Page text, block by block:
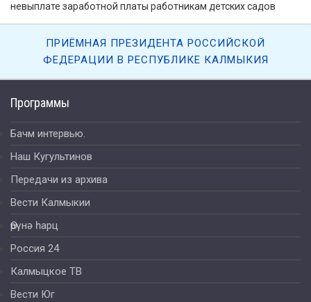
Программы
Бачм интервью.
Наш Кугультинов
Передачи из архива
Вести Калмыкии
Өрүнә һарц
Россия 24
Калмыцкое ТВ
Вести Юг
невыплате заработной платы работникам детских садов
ПРИЁМНАЯ ПРЕЗИДЕНТА РОССИЙСКОЙ
ФЕДЕРАЦИИ В РЕСПУБЛИКЕ КАЛМЫКИЯ